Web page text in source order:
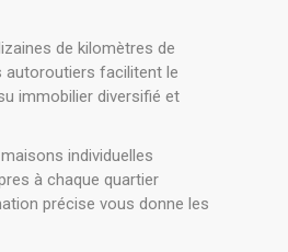
de kilomètres de
autoroutiers facilitent le
immobilier diversifié et
individuelles
à chaque quartier
précise vous donne les